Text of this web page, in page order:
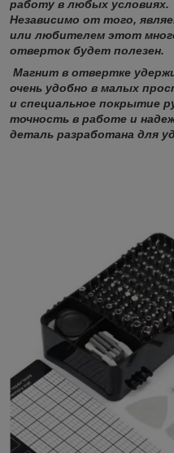
работу в любых условиях.
Независимо от того,
или любителем этот
отверток будет полезен.
Магнит в отвертке
очень удобно в малых
и специальное покрытие
точность в работе и
деталь разработана для